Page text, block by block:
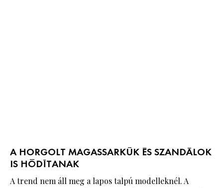
A HORGOLT MAGASSARKÚK ÉS SZANDÁLOK
IS HÓDÍTANAK
A trend nem áll meg a lapos talpú modelleknél. A